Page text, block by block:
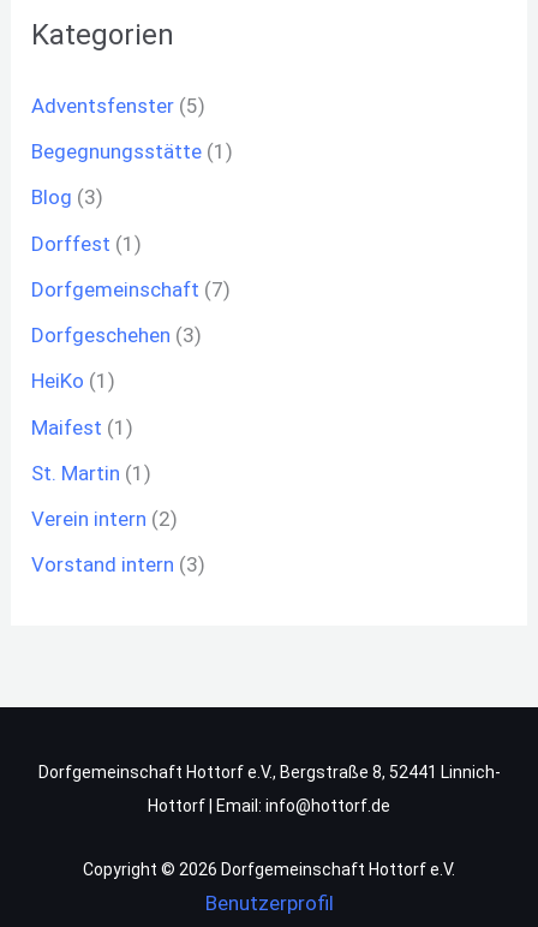
Kategorien
Adventsfenster (5)
Begegnungsstätte (1)
Blog (3)
Dorffest (1)
Dorfgemeinschaft (7)
Dorfgeschehen (3)
HeiKo (1)
Maifest (1)
St. Martin (1)
Verein intern (2)
Vorstand intern (3)
Dorfgemeinschaft Hottorf e.V., Bergstraße 8, 52441 Linnich-
Hottorf | Email: info@hottorf.de
Copyright © 2026 Dorfgemeinschaft Hottorf e.V.
Benutzerprofil